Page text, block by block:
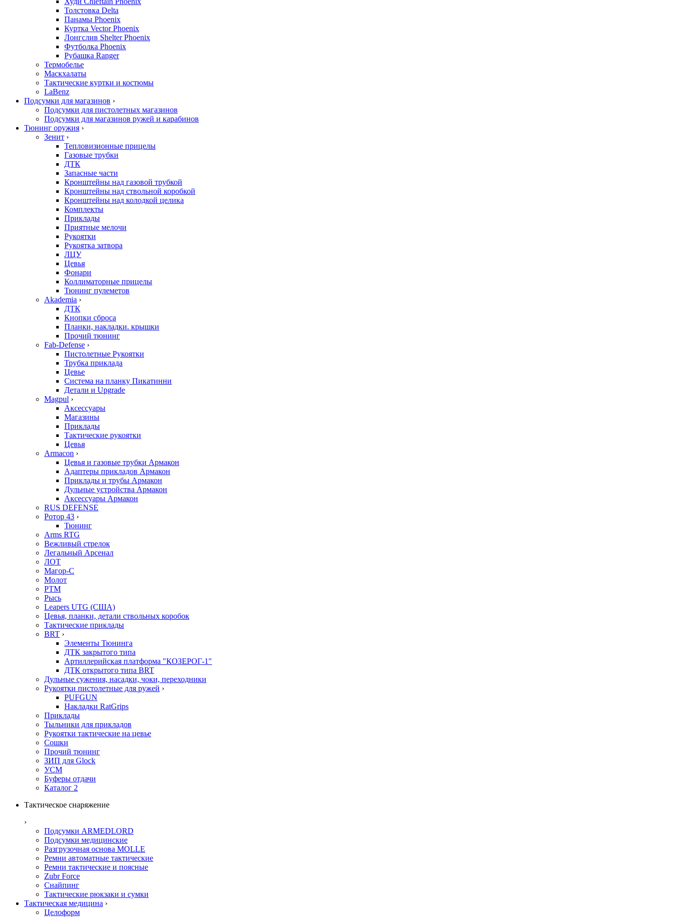
Толстовка Delta
Панамы Phoenix
Куртка Vector Phoenix
Лонгслив Shelter Phoenix
Футболка Phoenix
Рубашка Ranger
Термобелье
Маскхалаты
Тактические куртки и костюмы
LaBenz
Подсумки для магазинов ›
Подсумки для пистолетных магазинов
Подсумки для магазинов ружей и карабинов
Тюнинг оружия ›
Зенит ›
Тепловизионные прицелы
Газовые трубки
ДТК
Запасные части
Кронштейны над газовой трубкой
Кронштейны над ствольной коробкой
Кронштейны над колодкой целика
Комплекты
Приклады
Приятные мелочи
Рукоятки
Рукоятка затвора
ЛЦУ
Цевья
Фонари
Коллиматорные прицелы
Тюнинг пулеметов
Akademia ›
ДТК
Кнопки сброса
Планки, накладки. крышки
Прочий тюнинг
Fab-Defense ›
Пистолетные Рукоятки
Трубка приклада
Цевье
Система на планку Пикатинни
Детали и Upgrade
Magpul ›
Аксессуары
Магазины
Приклады
Тактические рукоятки
Цевья
Armacon ›
Цевья и газовые трубки Армакон
Адаптеры прикладов Армакон
Приклады и трубы Армакон
Дульные устройства Армакон
Аксессуары Армакон
RUS DEFENSE
Ротор 43 ›
Тюнинг
Arms RTG
Вежливый стрелок
Легальный Арсенал
ЛОТ
Магор-С
Молот
РТМ
Рысь
Leapers UTG (США)
Цевья, планки, детали ствольных коробок
Тактические приклады
BRT ›
Элементы Тюнинга
ДТК закрытого типа
Артиллерийская платформа "КОЗЕРОГ-1"
ДТК открытого типа BRT
Дульные сужения, насадки, чоки, переходники
Рукоятки пистолетные для ружей ›
PUFGUN
Накладки RatGrips
Приклады
Тыльники для прикладов
Рукоятки тактические на цевье
Сошки
Прочий тюнинг
ЗИП для Glock
УСМ
Буферы отдачи
Каталог 2
Тактическое снаряжение
›
Подсумки ARMEDLORD
Подсумки медицинские
Разгрузочная основа MOLLE
Ремни автоматные тактические
Ремни тактические и поясные
Zubr Force
Снайпинг
Тактические рюкзаки и сумки
Тактическая медицина ›
Целоформ